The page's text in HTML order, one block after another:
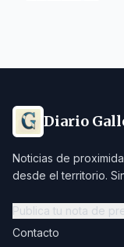
Diario
Noticias de
desde el territorio.
Publica tu nota de
Contacto